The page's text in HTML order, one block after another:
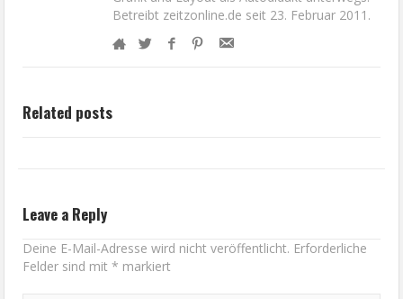
Betreibt zeitzonline.de seit 23. Februar 2011.
Related posts
Leave a Reply
Deine E-Mail-Adresse wird nicht veröffentlicht. Erforderliche
Felder sind mit* markiert